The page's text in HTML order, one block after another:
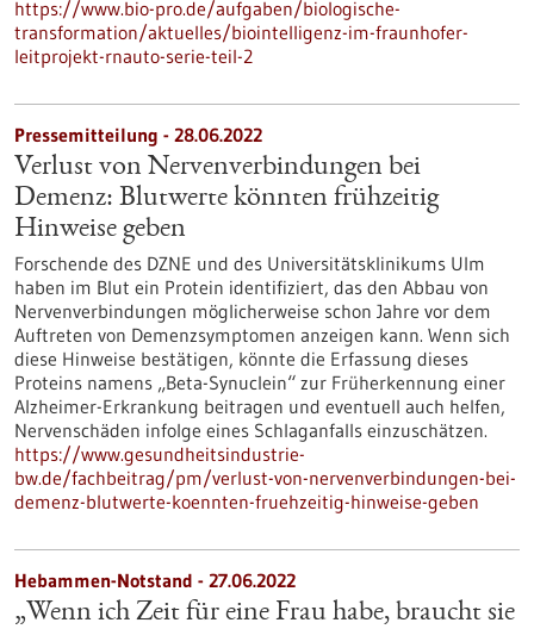
https://www.bio-pro.de/aufgaben/biologische-
transformation/aktuelles/biointelligenz-im-fraunhofer-
leitprojekt-rnauto-serie-teil-2
Pressemitteilung - 28.06.2022
Verlust von Nervenverbindungen bei
Demenz: Blutwerte könnten frühzeitig
Hinweise geben
Forschende des DZNE und des Universitätsklinikums Ulm
haben im Blut ein Protein identifiziert, das den Abbau von
Nervenverbindungen möglicherweise schon Jahre vor dem
Auftreten von Demenzsymptomen anzeigen kann. Wenn sich
diese Hinweise bestätigen, könnte die Erfassung dieses
Proteins namens „Beta-Synuclein“ zur Früherkennung einer
Alzheimer-Erkrankung beitragen und eventuell auch helfen,
Nervenschäden infolge eines Schlaganfalls einzuschätzen.
https://www.gesundheitsindustrie-
bw.de/fachbeitrag/pm/verlust-von-nervenverbindungen-bei-
demenz-blutwerte-koennten-fruehzeitig-hinweise-geben
Hebammen-Notstand - 27.06.2022
„Wenn ich Zeit für eine Frau habe, braucht sie